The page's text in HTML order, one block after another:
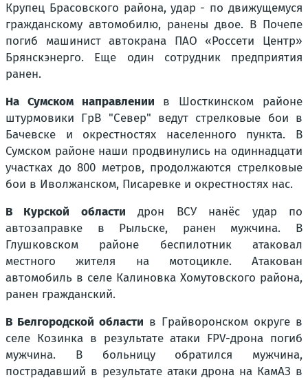
Крупец Брасовского района, удар - по движущемуся
гражданскому автомобилю, ранены двое. В Почепе
погиб машинист автокрана ПАО «Россети Центр»
Брянскэнерго. Еще один сотрудник предприятия
ранен.
На Сумском направлении в Шосткинском районе
штурмовики ГрВ "Север" ведут стрелковые бои в
Бачевске и окрестностях населенного пункта. В
Сумском районе наши продвинулись на одиннадцати
участках до 800 метров, продолжаются стрелковые
бои в Иволжанском, Писаревке и окрестностях нас.
В Курской области дрон ВСУ нанёс удар по
автозаправке в Рыльске, ранен мужчина. В
Глушковском районе беспилотник атаковал
местного жителя на мотоцикле. Атакован
автомобиль в селе Калиновка Хомутовского района,
ранен гражданский.
В Белгородской области в Грайворонском округе в
селе Козинка в результате атаки FPV-дрона погиб
мужчина. В больницу обратился мужчина,
пострадавший в результате атаки дрона на КамАЗ в